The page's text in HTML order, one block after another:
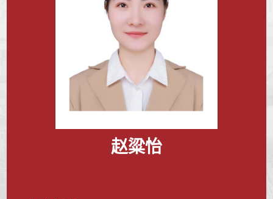
赵粱怡